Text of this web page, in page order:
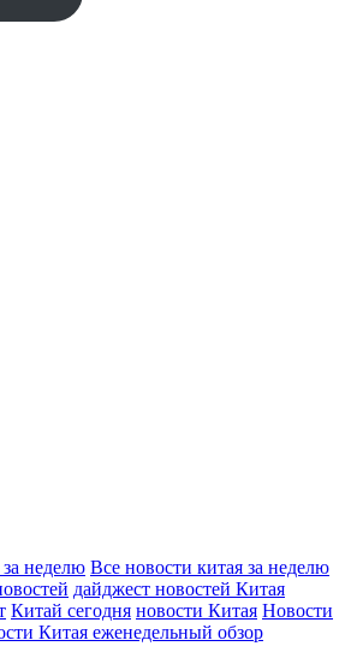
неделю Все новости китая за неделю
дайджест новостей Китая
Китай сегодня новости Китая Новости
Китая еженедельный обзор